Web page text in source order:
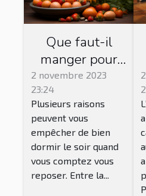
Que faut-il
manger pour
bien dormir ?
2 novembre 2023
23:24
Plusieurs raisons
peuvent vous
empêcher de bien
dormir le soir quand
vous comptez vous
reposer. Entre la...